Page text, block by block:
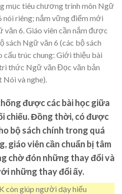
mục tiêu chương trình môn Ngữ
nói riêng; nắm vững điểm mới
6. Giáo viên cần nắm được
sách Ngữ văn 6 (các bộ sách
trúc chung: Giới thiệu bài
thức Ngữ văn Đọc văn bản
và nghe).
được các bài học giữa
chiếu. Đồng thời, có được
bộ sách chính trong quá
giáo viên cần chuẩn bị tâm
chờ đón những thay đổi và
những thay đổi ấy.
còn giúp người dạy hiểu